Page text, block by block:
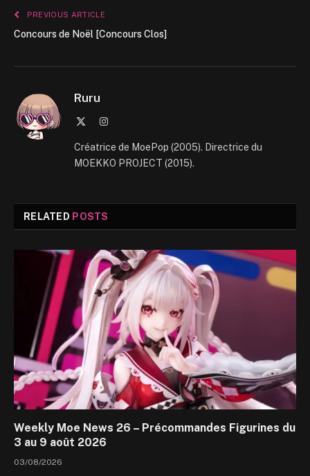
PREVIOUS ARTICLE
Concours de Noël [Concours Clos]
Ruru
Instagram
Créatrice de MoePop (2005). Directrice du
MOEKKO PROJECT (2015).
RELATED POSTS
Weekly Moe News 26 – Précommandes Figurines du
3 au 9 août 2026
03/08/2026